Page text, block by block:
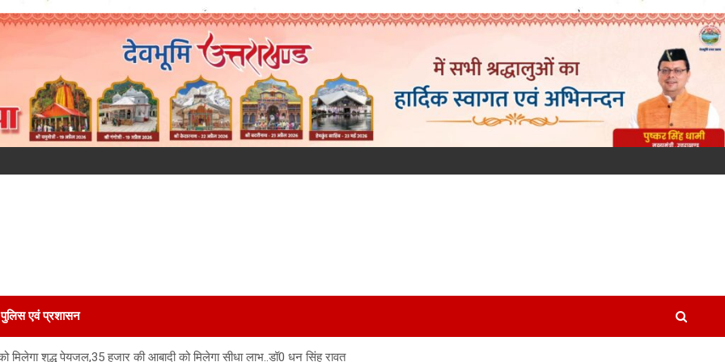
पुलिस एवं प्रशासन
शुद्ध पेयजल,35 हजार की आबादी को मिलेगा सीधा लाभ..डॉ0 धन सिंह रावत